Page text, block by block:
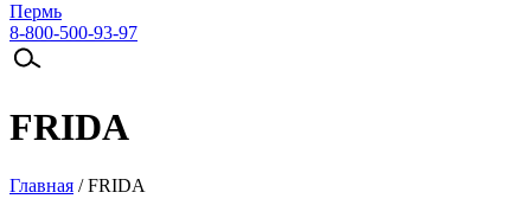
Пермь
8-800-500-93-97
FRIDA
Главная /FRIDA